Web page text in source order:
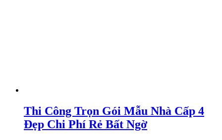
Thi Công Trọn Gói Mẫu Nhà Cấp 4
Đẹp Chi Phí Rẻ Bất Ngờ